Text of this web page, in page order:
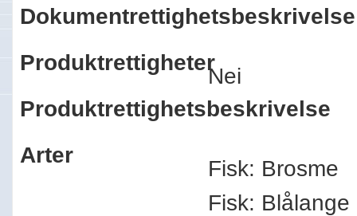
Dokumentrettighetsbeskrivelse
Produktrettigheter
Nei
Produktrettighetsbeskrivelse
Arter
Fisk: Brosme
Fisk: Blålange